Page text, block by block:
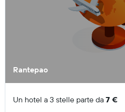
Rantepao
Un hotel a 3 stelle parte da 7 €